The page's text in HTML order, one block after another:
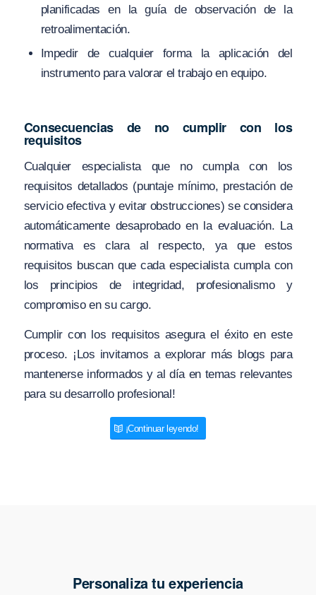
planificadas en la guía de observación de la
retroalimentación.
Impedir de cualquier forma la aplicación del
instrumento para valorar el trabajo en equipo.
Consecuencias de no cumplir con los
requisitos
Cualquier especialista que no cumpla con los
requisitos detallados (puntaje mínimo, prestación de
servicio efectiva y evitar obstrucciones) se considera
automáticamente desaprobado en la evaluación. La
normativa es clara al respecto, ya que estos
requisitos buscan que cada especialista cumpla con
los principios de integridad, profesionalismo y
compromiso en su cargo.
Cumplir con los requisitos asegura el éxito en este
proceso. ¡Los invitamos a explorar más blogs para
mantenerse informados y al día en temas relevantes
para su desarrollo profesional!
¡Continuar leyendo!
Personaliza tu experiencia